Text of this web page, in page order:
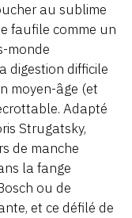
au sublime
faufile comme un
monde
digestion difficile
moyen-âge (et
Adapté
Strugatsky,
de manche
la fange
ou de
et ce défilé de